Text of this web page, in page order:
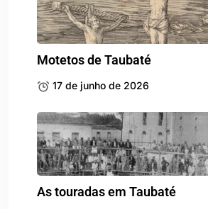
Motetos de Taubaté
17 de junho de 2026
As touradas em Taubaté